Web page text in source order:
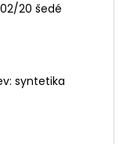
20 šedé
syntetika